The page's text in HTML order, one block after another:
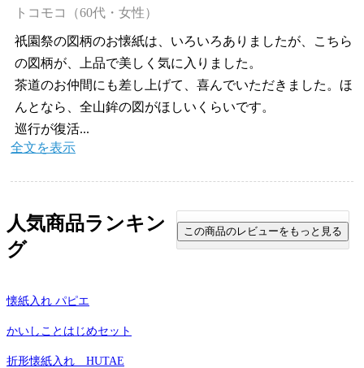
トコモコ（60代・女性）
祇園祭の図柄のお懐紙は、いろいろありましたが、こちら
の図柄が、上品で美しく気に入りました。
茶道のお仲間にも差し上げて、喜んでいただきました。ほ
んとなら、全山鉾の図がほしいくらいです。
巡行が復活...
全文を表示
人気商品ランキン
グ
懐紙入れ パピエ
かいしことはじめセット
折形懐紙入れ HUTAE